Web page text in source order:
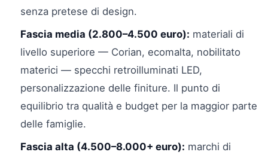
senza pretese di design.
Fascia media (2.800–4.500 euro): materiali di
livello superiore — Corian, ecomalta, nobilitato
materici — specchi retroilluminati LED,
personalizzazione delle finiture. Il punto di
equilibrio tra qualità e budget per la maggior parte
delle famiglie.
Fascia alta (4.500–8.000+ euro): marchi di